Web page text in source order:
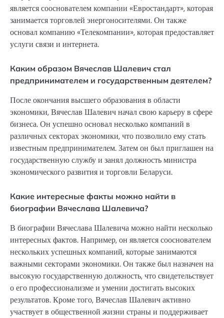
является сооснователем компании «Евростандарт», которая
занимается торговлей энергоносителями. Он также
основал компанию «Телекомпании», которая предоставляет
услуги связи и интернета.
Каким образом Вячеслав Шалевич стал
предпринимателем и государственным деятелем?
После окончания высшего образования в области
экономики, Вячеслав Шалевич начал свою карьеру в сфере
бизнеса. Он успешно основал несколько компаний в
различных секторах экономики, что позволило ему стать
известным предпринимателем. Затем он был приглашен на
государственную службу и занял должность министра
экономического развития и торговли Беларуси.
Какие интересные факты можно найти в
биографии Вячеслава Шалевича?
В биографии Вячеслава Шалевича можно найти несколько
интересных фактов. Например, он является сооснователем
нескольких успешных компаний, которые занимаются
важными секторами экономики. Он также был назначен на
высокую государственную должность, что свидетельствует
о его профессионализме и умении достигать высоких
результатов. Кроме того, Вячеслав Шалевич активно
участвует в общественной жизни страны и поддерживает